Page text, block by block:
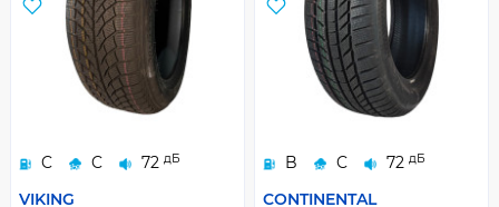
C C 72 дБ
VIKING
B C 72 дБ
CONTINENTAL